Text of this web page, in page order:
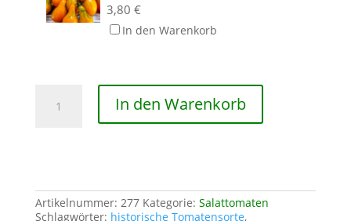
3,80 €
In den Warenkorb
Peach
In den Warenkorb
Artikelnummer: 277 Kategorie: Salattomaten
Schlagwörter: historische Tomatensorte,